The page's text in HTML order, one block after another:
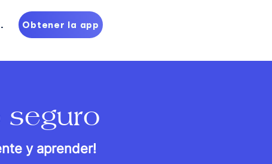
Obtener la app
seguro
y aprender!